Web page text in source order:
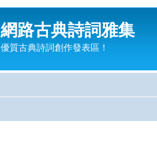
網路古典詩詞雅集
優質古典詩詞創作發表區！